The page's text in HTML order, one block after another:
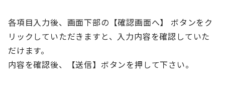
各項目入力後、画面下部の【確認画面へ】 ボタンをク
リックしていただきますと、入力内容を確認していた
だけます。
内容を確認後、【送信】ボタンを押して下さい。